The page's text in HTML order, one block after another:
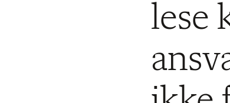
lese